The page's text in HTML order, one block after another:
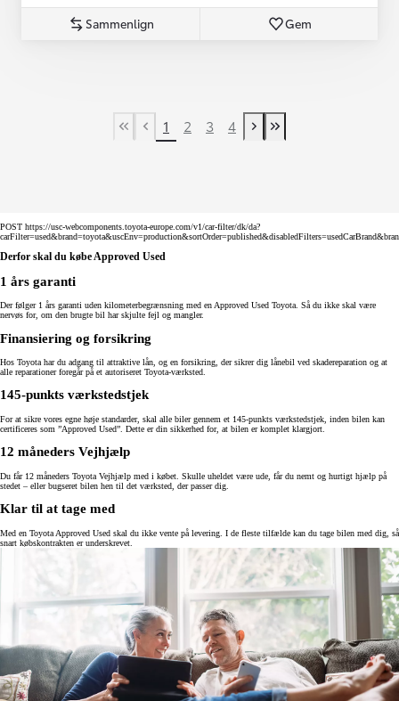
Sammenlign Gem
First Page
Tidligere side
1 2 3 4
Næste side
Last Page
POST https://usc-webcomponents.toyota-europe.com/v1/car-filter/dk/da?
Derfor skal du købe Approved Used
1 års garanti
Der følger 1 års garanti uden kilometerbegrænsning med en Approved Used Toyota. Så du ikke skal være
nervøs for, om den brugte bil har skjulte fejl og mangler.
Finansiering og forsikring
Hos Toyota har du adgang til attraktive lån, og en forsikring, der sikrer dig lånebil ved skadereparation og at
alle reparationer foregår på et autoriseret Toyota-værksted.
145-punkts værkstedstjek
For at sikre vores egne høje standarder, skal alle biler gennem et 145-punkts værkstedstjek, inden bilen kan
certificeres som ”Approved Used”. Dette er din sikkerhed for, at bilen er komplet klargjort.
12 måneders Vejhjælp
Du får 12 måneders Toyota Vejhjælp med i købet. Skulle uheldet være ude, får du nemt og hurtigt hjælp på
stedet – eller bugseret bilen hen til det værksted, der passer dig.
Klar til at tage med
Med en Toyota Approved Used skal du ikke vente på levering. I de fleste tilfælde kan du tage bilen med dig, så
snart købskontrakten er underskrevet.